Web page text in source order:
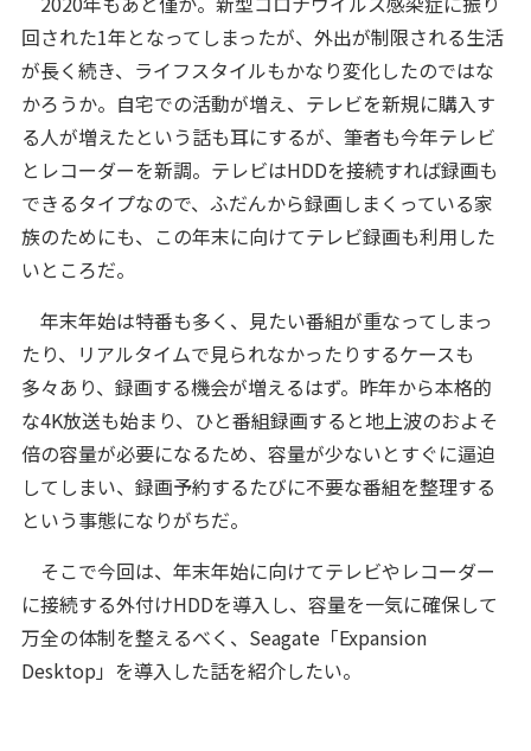
回された1年となってしまったが、外出が制限される生活
が長く続き、ライフスタイルもかなり変化したのではな
かろうか。自宅での活動が増え、テレビを新規に購入す
る人が増えたという話も耳にするが、筆者も今年テレビ
とレコーダーを新調。テレビはHDDを接続すれば録画も
できるタイプなので、ふだんから録画しまくっている家
族のためにも、この年末に向けてテレビ録画も利用した
いところだ。
年末年始は特番も多く、見たい番組が重なってしまっ
たり、リアルタイムで見られなかったりするケースも
多々あり、録画する機会が増えるはず。昨年から本格的
な4K放送も始まり、ひと番組録画すると地上波のおよそ
倍の容量が必要になるため、容量が少ないとすぐに逼迫
してしまい、録画予約するたびに不要な番組を整理する
という事態になりがちだ。
そこで今回は、年末年始に向けてテレビやレコーダー
に接続する外付けHDDを導入し、容量を一気に確保して
万全の体制を整えるべく、Seagate「Expansion
Desktop」を導入した話を紹介したい。